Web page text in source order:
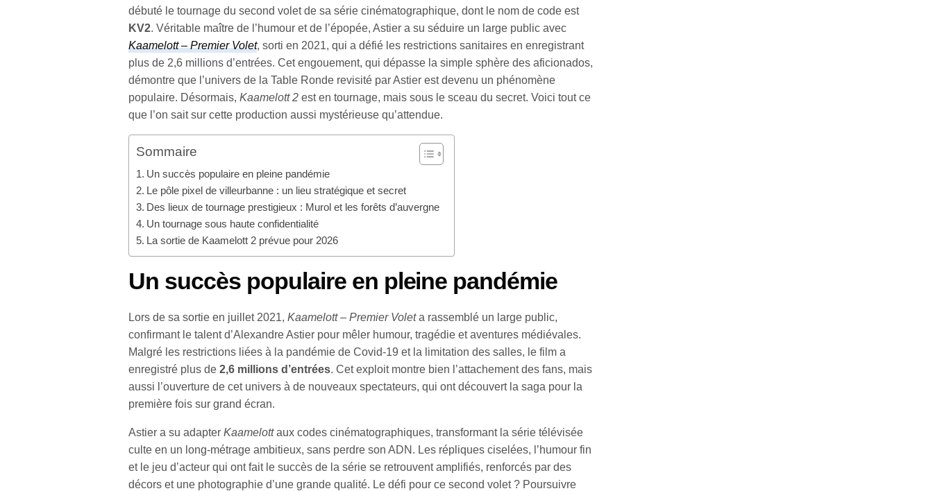
débuté le tournage du second volet de sa série cinématographique, dont le nom de code est
KV2. Véritable maître de l’humour et de l’épopée, Astier a su séduire un large public avec
Kaamelott – Premier Volet, sorti en 2021, qui a défié les restrictions sanitaires en enregistrant
plus de 2,6 millions d’entrées. Cet engouement, qui dépasse la simple sphère des aficionados,
démontre que l’univers de la Table Ronde revisité par Astier est devenu un phénomène
populaire. Désormais,Kaamelott 2 est en tournage, mais sous le sceau du secret. Voici tout ce
que l’on sait sur cette production aussi mystérieuse qu’attendue.
Sommaire
Un succès populaire en pleine pandémie
Le pôle pixel de villeurbanne : un lieu stratégique et secret
Des lieux de tournage prestigieux : Murol et les forêts d’auvergne
Un tournage sous haute confidentialité
La sortie de Kaamelott 2 prévue pour 2026
Un succès populaire en pleine pandémie
Lors de sa sortie en juillet 2021,Kaamelott – Premier Voleta rassemblé un large public,
confirmant le talent d’Alexandre Astier pour mêler humour, tragédie et aventures médiévales.
Malgré les restrictions liées à la pandémie de Covid-19 et la limitation des salles, le film a
enregistré plus de2,6 millions d’entrées. Cet exploit montre bien l’attachement des fans, mais
aussi l’ouverture de cet univers à de nouveaux spectateurs, qui ont découvert la saga pour la
première fois sur grand écran.
Astier a su adapterKaamelottaux codes cinématographiques, transformant la série télévisée
culte en un long-métrage ambitieux, sans perdre son ADN. Les répliques ciselées, l’humour fin
et le jeu d’acteur qui ont fait le succès de la série se retrouvent amplifiés, renforcés par des
décors et une photographie d’une grande qualité. Le défi pour ce second volet ? Poursuivre